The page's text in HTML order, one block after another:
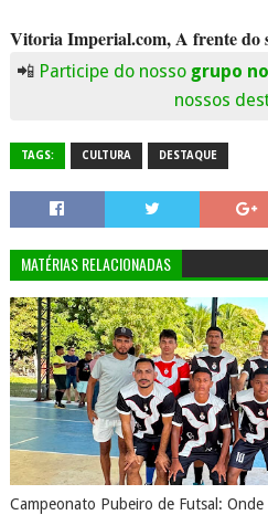
Vitoria Imperial.com, A frente do
📲 Participe do nosso grupo
nossos
TAGS: CULTURA DESTAQUE
MATÉRIAS RELACIONADAS
Campeonato Pubeiro de Futsal: